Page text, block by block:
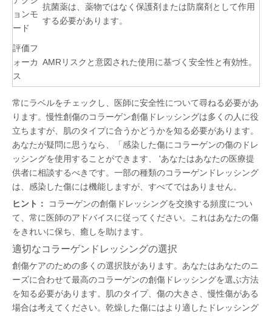
ョンモ
ード
抗菌薬は、薬物ではなく保護剤または防腐剤として作用
する必要があります。
評価フ
ォーカ
ス
AMRリスクと意図された使用に基づく安全性と有効性。
常にラベルをチェックし、医師に安全性について尋ねる必要があ
ります。慢性創傷のコラーゲン創傷ドレッシングは多くの人に役
立ちますが、肌のタイプに合うかどうかを知る必要があります。
あなたが疑問に思うなら、「感染した傷にコラーゲンの傷のドレ
ッシングを使用することができます、 'あなたはあなたの医療提
供者に相談するべきです。一部の種類のコラーゲンドレッシング
は、感染した傷には機能しますが、すべてではありません。
ヒント：
コラーゲンの創傷ドレッシングを交換する頻度につい
て、常に医師のアドバイスに従ってください。これはあなたの傷
をきれいに保ち、癒しを助けます。
適切なコラーゲンドレッシングの選択
創傷ケアのための多くの選択肢があります。あなたはあなたのニ
ーズに合わせて最高のコラーゲンの創傷ドレッシングを選ぶ方法
を知る必要があります。肌のタイプ、傷の大きさ、慢性傷がある
場合は考えてください。乾燥した傷にはより適したドレッシング